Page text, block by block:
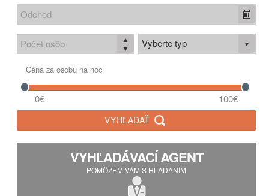
Vyberte typ
Cena za osobu na noc
0€ 100€
VYHĽADAŤ
VYHĽADÁVACÍ AGENT
POMÔŽEM VÁM S HĽADANÍM